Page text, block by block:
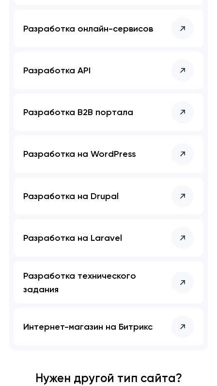
Разработка онлайн-сервисов
Разработка API
Разработка B2B портала
Разработка на WordPress
Разработка на Drupal
Разработка на Laravel
Разработка технического
задания
Интернет-магазин на Битрикс
Нужен другой тип сайта?